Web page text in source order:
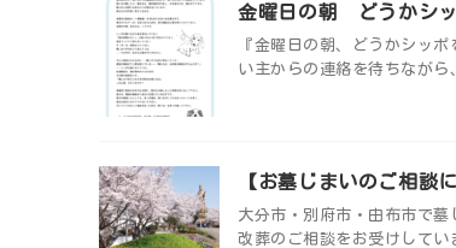
金曜日の朝 どうかシ
『金曜日の朝、どうかシッ
い主からの連絡を待ちなが
【お墓じまいのご相談
大分市・別府市・由布市で
改葬のご相談をお受けして